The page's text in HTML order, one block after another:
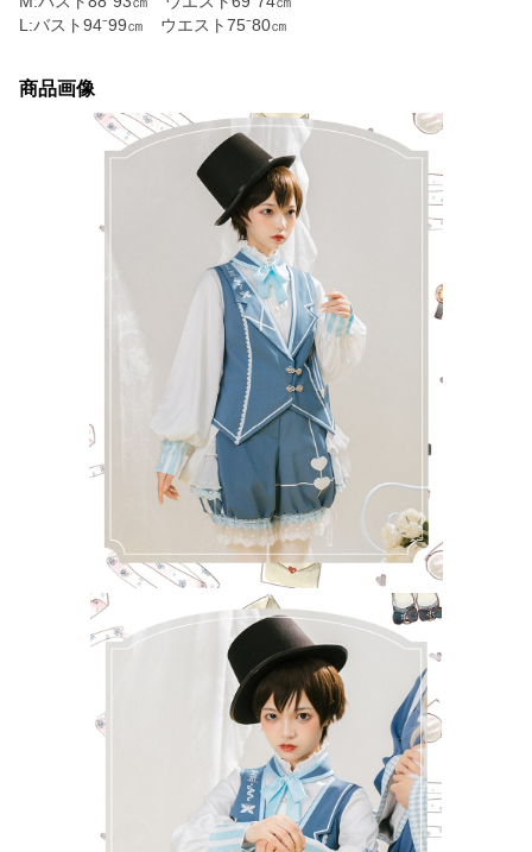
L:バスト94⁻99㎝ ウエスト75⁻80㎝
商品画像